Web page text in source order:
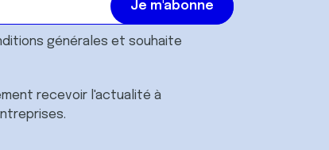
générales et souhaite
recevoir l'actualité à